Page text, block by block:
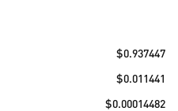
$0.937447
$0.011441
$0.00014482